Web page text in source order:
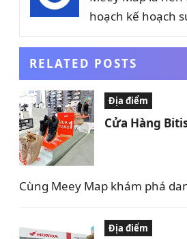
hoạch kế hoạch
RELATED POSTS
Địa điểm
Cửa Hàng
Cùng Meey Map khám phá
Địa điểm